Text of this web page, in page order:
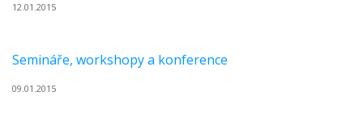
12.01.2015
Semináře, workshopy a konference
09.01.2015